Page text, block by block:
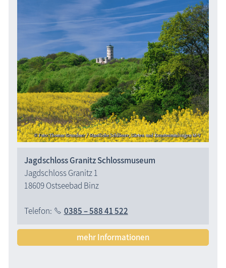
Jagdschloss Granitz Schlossmuseum
Jagdschloss Granitz 1
18609 Ostseebad Binz
Telefon: 0385 – 588 41 522
mehr Informationen